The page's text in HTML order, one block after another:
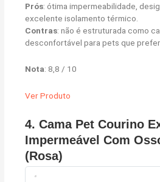
Prós: ótima impermeabilidade,
excelente isolamento térmico.
Contras: não é estruturada como
desconfortável para pets que
Nota: 8,8 / 10
Ver Produto
4. Cama Pet Courino
Impermeável Com
(Rosa)